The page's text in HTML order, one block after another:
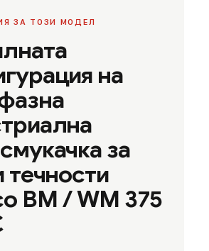
ЗА ТОЗИ МОДЕЛ
на
за
течности
BM / WM 375